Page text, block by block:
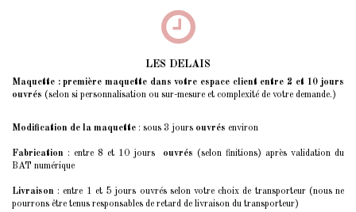
LES DELAIS
Maquette : première maquette dans votre espace client entre 2 et 10 jours
ouvrés (selon si personnalisation ou sur-mesure et complexité de votre demande.)
Modification de la maquette : sous 3 jours ouvrés environ
Fabrication : entre 8 et 10 jours ouvrés (selon finitions) après validation du
BAT numérique
Livraison : entre 1 et 5 jours ouvrés selon votre choix de transporteur (nous ne
pourrons être tenus responsables de retard de livraison du transporteur)